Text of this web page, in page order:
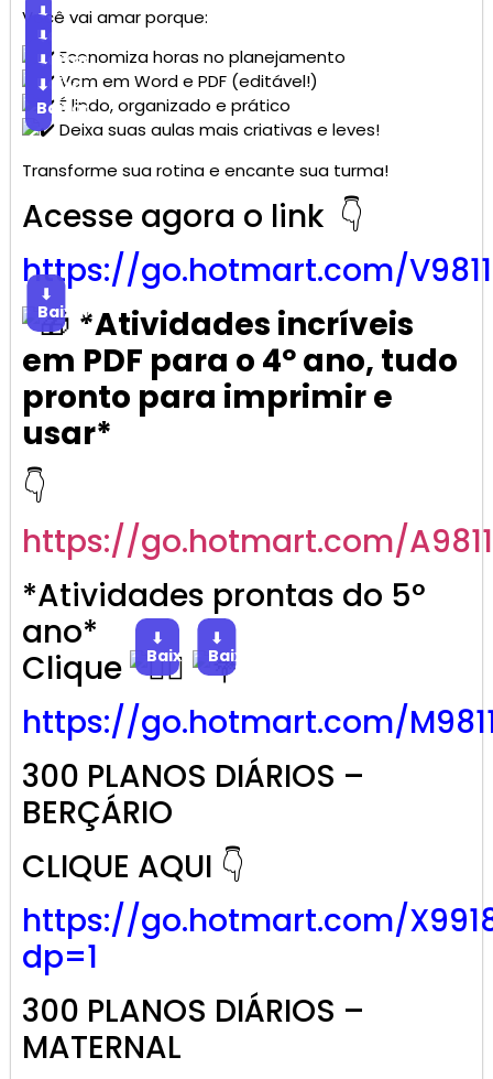
Você vai amar porque:
⬇
Baixar
Economiza horas no planejamento
⬇
Baixar
Vem em Word e PDF (editável!)
⬇
Baixar
É lindo, organizado e prático
⬇
Baixar
Deixa suas aulas mais criativas e leves!
Transforme sua rotina e encante sua turma!
Acesse agora o link 👇
https://go.hotmart.com/
⬇
Baixar*Atividades incríveis
em PDF para o 4º ano, tudo
pronto para imprimir e
usar*
👇
https://go.hotmart.com/
*Atividades prontas do 5°
ano*
Clique
⬇
Baixar
⬇
Baixar
https://go.hotmart.com/
300 PLANOS DIÁRIOS –
BERÇÁRIO
CLIQUE AQUI 👇
https://go.hotmart.com/
dp=1
300 PLANOS DIÁRIOS –
MATERNAL